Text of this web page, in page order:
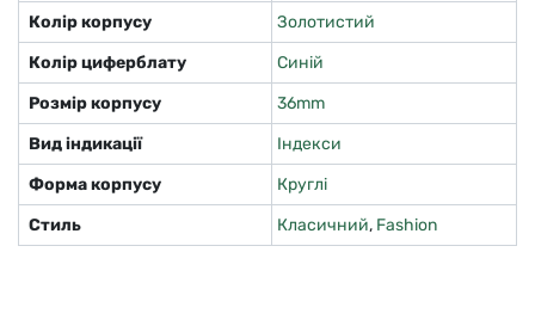
Колір корпусу
Золотистий
Колір циферблату
Синій
Розмір корпусу
36mm
Вид індикації
Індекси
Форма корпусу
Круглі
Стиль
Класичний, Fashion